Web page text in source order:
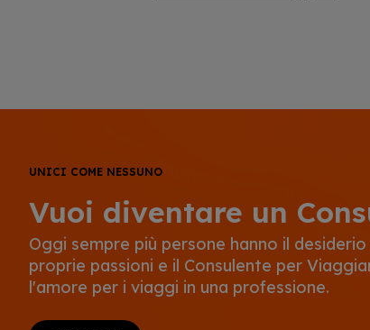
UNICI COME NESSUNO
Vuoi diventare un
Oggi sempre più persone hanno il
proprie passioni e il Consulente per
l'amore per i viaggi in una professione.